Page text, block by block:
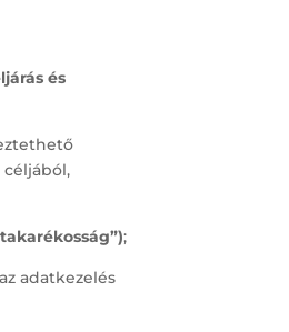
és
;
adatkezelés